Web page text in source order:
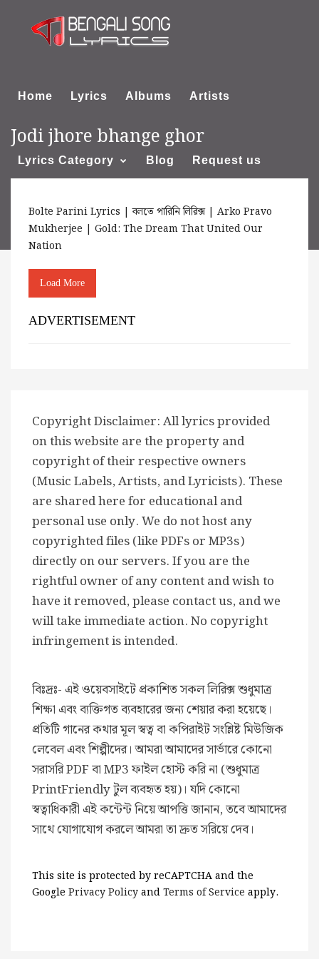
Home Lyrics Albums Artists
Lyrics Category Blog Request us
About us
Jodi jhore bhange ghor
Bolte Parini Lyrics | বলতে পারিনি লিরিক্স | Arko Pravo
Mukherjee | Gold: The Dream That United Our
Nation
Load More
ADVERTISEMENT
Copyright Disclaimer: All lyrics provided
on this website are the property and
copyright of their respective owners
(Music Labels, Artists, and Lyricists). These
are shared here for educational and
personal use only. We do not host any
copyrighted files (like PDFs or MP3s)
directly on our servers. If you are the
rightful owner of any content and wish to
have it removed, please contact us, and we
will take immediate action. No copyright
infringement is intended.
বিঃদ্রঃ- এই ওয়েবসাইটে প্রকাশিত সকল লিরিক্স শুধুমাত্র
শিক্ষা এবং ব্যক্তিগত ব্যবহারের জন্য শেয়ার করা হয়েছে।
প্রতিটি গানের কথার মূল স্বত্ব বা কপিরাইট সংশ্লিষ্ট মিউজিক
লেবেল এবং শিল্পীদের। আমরা আমাদের সার্ভারে কোনো
সরাসরি PDF বা MP3 ফাইল হোস্ট করি না (শুধুমাত্র
PrintFriendly টুল ব্যবহৃত হয়)। যদি কোনো
স্বত্বাধিকারী এই কন্টেন্ট নিয়ে আপত্তি জানান, তবে আমাদের
সাথে যোগাযোগ করলে আমরা তা দ্রুত সরিয়ে দেব।
This site is protected by reCAPTCHA and the
Google Privacy PolicyandTerms of Service apply.